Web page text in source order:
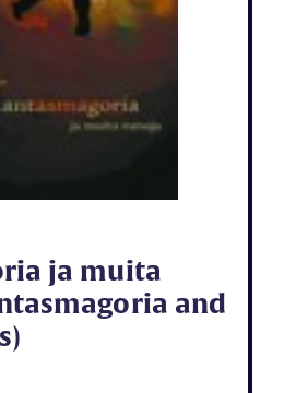
ja muita
and